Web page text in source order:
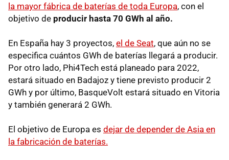
la mayor fábrica de baterías de toda Europa, con el
objetivo de producir hasta 70 GWh al año.
En España hay 3 proyectos, el de Seat, que aún no se
especifica cuántos GWh de baterías llegará a producir.
Por otro lado, Phi4Tech está planeado para 2022,
estará situado en Badajoz y tiene previsto producir 2
GWh y por último, BasqueVolt estará situado en Vitoria
y también generará 2 GWh.
El objetivo de Europa es dejar de depender de Asia en
la fabricación de baterías.